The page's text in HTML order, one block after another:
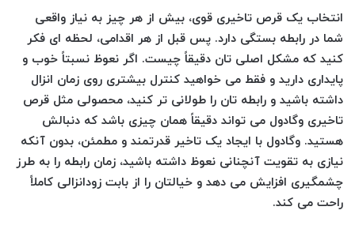
انتخاب یک قرص تاخیری قوی، بیش از هر چیز به نیاز واقعی
شما در رابطه بستگی دارد. پس قبل از هر اقدامی، لحظه ای فکر
کنید که مشکل اصلی تان دقیقاً چیست. اگر نعوظ نسبتاً خوب و
پایداری دارید و فقط می خواهید کنترل بیشتری روی زمان انزال
داشته باشید و رابطه تان را طولانی تر کنید، محصولی مثل قرص
تاخیری وگادول می تواند دقیقاً همان چیزی باشد که دنبالش
هستید. وگادول با ایجاد یک تاخیر قدرتمند و مطمئن، بدون آنکه
نیازی به تقویت آنچنانی نعوظ داشته باشید، زمان رابطه را به طرز
چشمگیری افزایش می دهد و خیالتان را از بابت زودانزالی کاملاً
راحت می کند.